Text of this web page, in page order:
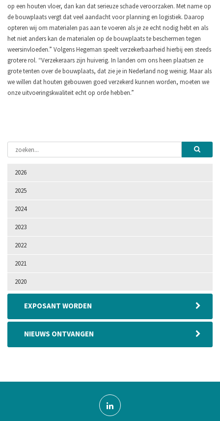
2026
2025
2024
2023
2022
2021
2020
EXPOSANT WORDEN
NIEUWS ONTVANGEN
op een houten vloer, dan kan dat serieuze schade veroorzaken. Met name op
de bouwplaats vergt dat veel aandacht voor planning en logistiek. Daarop
opteren wij om materialen pas aan te voeren als je ze echt nodig hebt en als
het niet anders kan de materialen op de bouwplaats te beschermen tegen
weersinvloeden.” Volgens Hegeman speelt verzekerbaarheid hierbij een steeds
grotere rol. “Verzekeraars zijn huiverig. In landen om ons heen plaatsen ze
grote tenten over de bouwplaats, dat zie je in Nederland nog weinig. Maar als
we willen dat houten gebouwen goed verzekerd kunnen worden, moeten we
onze uitvoeringskwaliteit echt op orde hebben.”